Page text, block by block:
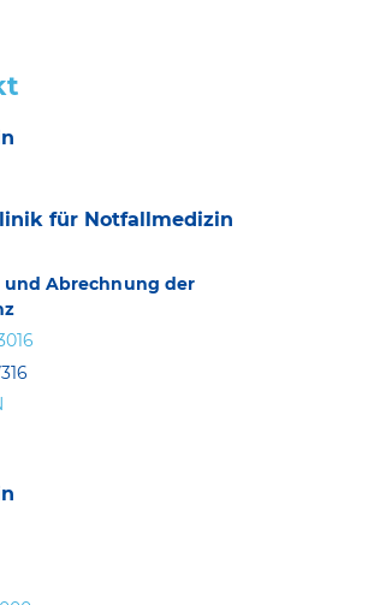
für Notfallmedizin
Abrechnung der